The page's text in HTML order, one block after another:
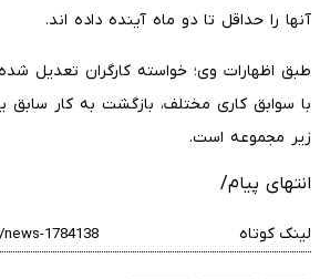
آنها را حداقل تا دو ماه آینده داده اند.
طبق اظهارات وی؛ خواسته کارگران تعدیل
با سوابق کاری مختلف، بازگشت به کار سابق
زیر مجموعه است.
انتهای پیام/
لینک کوتاه